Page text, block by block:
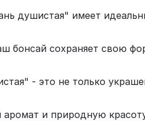
душистая" имеет
бонсай сохраняет свою
- это не только
аромат и природную